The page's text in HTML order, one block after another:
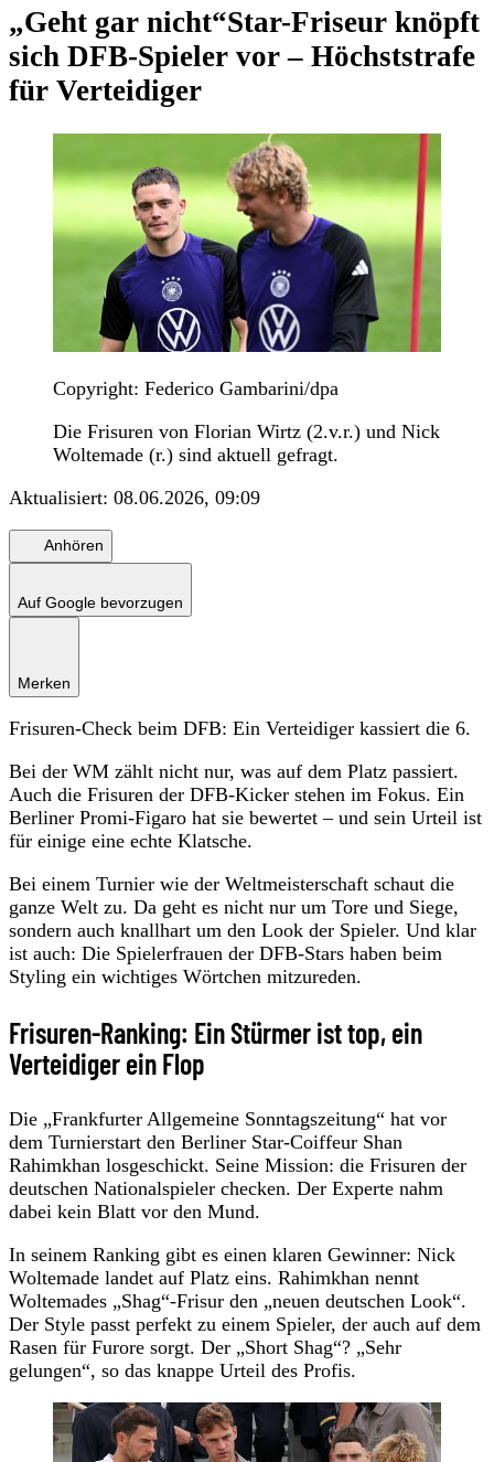
„Geht gar nicht“Star-Friseur knöpft
sich DFB-Spieler vor – Höchststrafe
für Verteidiger
Copyright: Federico Gambarini/dpa
Die Frisuren von Florian Wirtz (2.v.r.) und Nick
Woltemade (r.) sind aktuell gefragt.
Aktualisiert: 08.06.2026, 09:09
Anhören
Auf Google bevorzugen
Merken
Frisuren-Check beim DFB: Ein Verteidiger kassiert die 6.
Bei der WM zählt nicht nur, was auf dem Platz passiert.
Auch die Frisuren der DFB-Kicker stehen im Fokus. Ein
Berliner Promi-Figaro hat sie bewertet – und sein Urteil ist
für einige eine echte Klatsche.
Bei einem Turnier wie der Weltmeisterschaft schaut die
ganze Welt zu. Da geht es nicht nur um Tore und Siege,
sondern auch knallhart um den Look der Spieler. Und klar
ist auch: Die Spielerfrauen der DFB-Stars haben beim
Styling ein wichtiges Wörtchen mitzureden.
Frisuren-Ranking: Ein Stürmer ist top, ein
Verteidiger ein Flop
Die „Frankfurter Allgemeine Sonntagszeitung“ hat vor
dem Turnierstart den Berliner Star-Coiffeur Shan
Rahimkhan losgeschickt. Seine Mission: die Frisuren der
deutschen Nationalspieler checken. Der Experte nahm
dabei kein Blatt vor den Mund.
In seinem Ranking gibt es einen klaren Gewinner: Nick
Woltemade landet auf Platz eins. Rahimkhan nennt
Woltemades „Shag“-Frisur den „neuen deutschen Look“.
Der Style passt perfekt zu einem Spieler, der auch auf dem
Rasen für Furore sorgt. Der „Short Shag“? „Sehr
gelungen“, so das knappe Urteil des Profis.